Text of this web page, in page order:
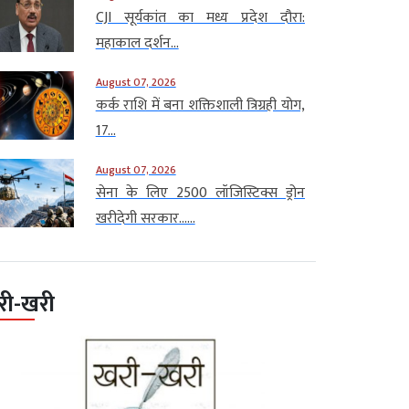
CJI सूर्यकांत का मध्य प्रदेश दौरा:
महाकाल दर्शन...
August 07, 2026
कर्क राशि में बना शक्तिशाली त्रिग्रही योग,
17...
August 07, 2026
सेना के लिए 2500 लॉजिस्टिक्स ड्रोन
खरीदेगी सरकार…...
खरी